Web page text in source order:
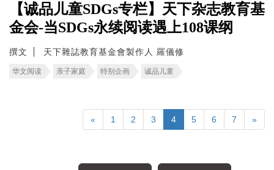
【诚品儿童SDGs专栏】天下杂志教育基
金会-当SDGs永续阅读遇上108课纲
撰文 天下雜誌教育基金會製作人 羅儀修
华文阅读 亲子家庭 特别企画 诚品儿童
« 1 2 3 4 5 6 7 »